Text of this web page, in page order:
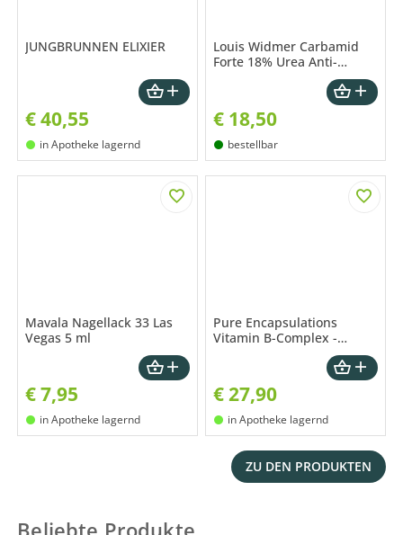
JUNGBRUNNEN ELIXIER
€40,55
in Apotheke lagernd
Louis Widmer Carbamid
Forte 18% Urea Anti-
Hornhaut Fusscreme 50 ml
€ 18,50
bestellbar
Mavala Nagellack 33 Las
Vegas 5 ml
€7,95
in Apotheke lagernd
Pure Encapsulations
Vitamin B-Complex -
€27,90
in Apotheke lagernd
ZU DEN PRODUKTEN